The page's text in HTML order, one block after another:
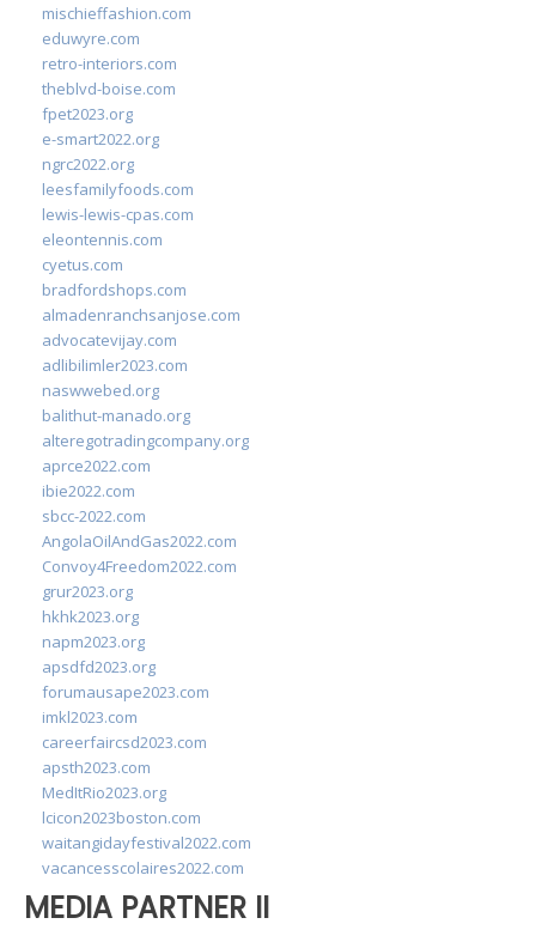
mischieffashion.com
eduwyre.com
retro-interiors.com
theblvd-boise.com
fpet2023.org
e-smart2022.org
ngrc2022.org
leesfamilyfoods.com
lewis-lewis-cpas.com
eleontennis.com
cyetus.com
bradfordshops.com
almadenranchsanjose.com
advocatevijay.com
adlibilimler2023.com
naswwebed.org
balithut-manado.org
alteregotradingcompany.org
aprce2022.com
ibie2022.com
sbcc-2022.com
AngolaOilAndGas2022.com
Convoy4Freedom2022.com
grur2023.org
hkhk2023.org
napm2023.org
apsdfd2023.org
forumausape2023.com
imkl2023.com
careerfaircsd2023.com
apsth2023.com
MedItRio2023.org
lcicon2023boston.com
waitangidayfestival2022.com
vacancesscolaires2022.com
MEDIA PARTNER II